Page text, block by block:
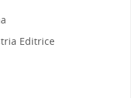
Editrice